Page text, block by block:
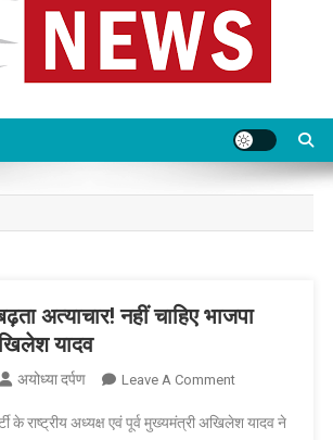
अत्याचार! नहीं चाहिए भाजपा
यादव
अयोध्या दर्पण Leave A CommentOn
पर
के राष्ट्रीय अध्यक्ष एवं पूर्व मुख्यमंत्री अखिलेश यादव ने